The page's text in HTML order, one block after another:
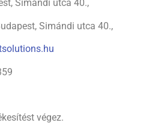
Simándi utca 40.,
Simándi utca 40.,
végez.